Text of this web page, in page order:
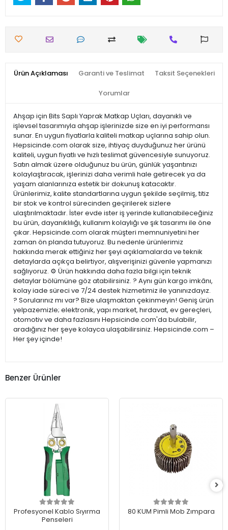
Ürün Açıklaması Garanti ve Teslimat Taksit Seçenekleri
Yorumlar
Ahşap için Bits Saplı Yaprak Matkap Uçları, dayanıklı ve
işlevsel tasarımıyla ahşap işlerinizde size en iyi performansı
sunar. En uygun fiyatlarla kaliteli matkap uçlarına sahip olun.
Hepsicinde.com olarak size, ihtiyaç duyduğunuz her ürünü
kaliteli, uygun fiyatlı ve hızlı teslimat güvencesiyle sunuyoruz.
Satın almak üzere olduğunuz bu ürün, günlük yaşantınızı
kolaylaştıracak, işlerinizi daha verimli hale getirecek ya da
yaşam alanlarınıza estetik bir dokunuş katacaktır.
Ürünlerimiz, kalite standartlarına uygun şekilde seçilmiş, titiz
bir stok ve kontrol sürecinden geçirilerek sizlere
ulaştırılmaktadır. İster evde ister iş yerinde kullanabileceğiniz
bu ürün, dayanıklılığı, kullanım kolaylığı ve şık tasarımı ile öne
çıkar. Hepsicinde.com olarak müşteri memnuniyetini her
zaman ön planda tutuyoruz. Bu nedenle ürünlerimiz
hakkında merak ettiğiniz her şeyi açıklamalarda ve teknik
detaylarda açıkça belirtiyor, alışverişinizi güvenle yapmanızı
sağlıyoruz. ⚙️ Ürün hakkında daha fazla bilgi için teknik
detaylar bölümüne göz atabilirsiniz. ? Aynı gün kargo imkânı,
kolay iade süreci ve 7/24 destek hizmetimiz ile yanınızdayız.
? Sorularınız mı var? Bize ulaşmaktan çekinmeyin! Geniş ürün
yelpazemizle; elektronik, yapı market, hırdavat, ev gereçleri,
otomotiv ve daha fazlasını Hepsicinde.com'da bulabilir,
aradığınız her şeye kolayca ulaşabilirsiniz. Hepsicinde.com –
Her şey içinde!
Benzer Ürünler
Profesyonel Kablo Sıyırma
Penseleri
80 KUM Pimli Mob Zımpara